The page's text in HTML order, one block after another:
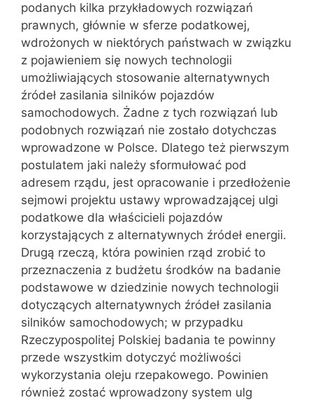
podanych kilka przykładowych rozwiązań
prawnych, głównie w sferze podatkowej,
wdrożonych w niektórych państwach w związku
z pojawieniem się nowych technologii
umożliwiających stosowanie alternatywnych
źródeł zasilania silników pojazdów
samochodowych. Żadne z tych rozwiązań lub
podobnych rozwiązań nie zostało dotychczas
wprowadzone w Polsce. Dlatego też pierwszym
postulatem jaki należy sformułować pod
adresem rządu, jest opracowanie i przedłożenie
sejmowi projektu ustawy wprowadzającej ulgi
podatkowe dla właścicieli pojazdów
korzystających z alternatywnych źródeł energii.
Drugą rzeczą, która powinien rząd zrobić to
przeznaczenia z budżetu środków na badanie
podstawowe w dziedzinie nowych technologii
dotyczących alternatywnych źródeł zasilania
silników samochodowych; w przypadku
Rzeczypospolitej Polskiej badania te powinny
przede wszystkim dotyczyć możliwości
wykorzystania oleju rzepakowego. Powinien
również zostać wprowadzony system ulg